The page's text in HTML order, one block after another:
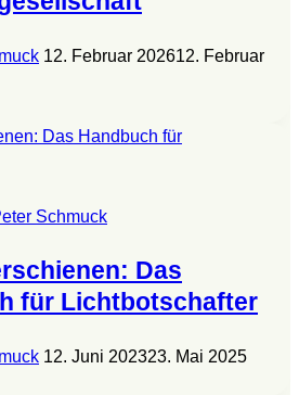
12. Februar 202612. Februar
Schmuck
Das
für Lichtbotschafter
12. Juni 202323. Mai 2025